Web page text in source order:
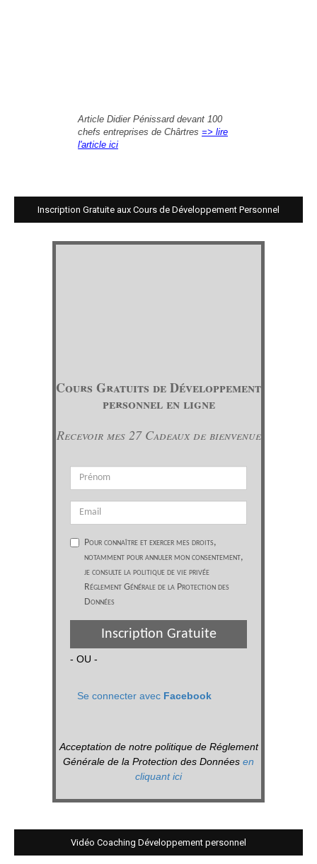
Article Didier Pénissard devant 100
chefs entreprises de Chârtres => lire
l'article ici
Inscription Gratuite aux Cours de Développement Personnel
Cours Gratuits de Développement
personnel en ligne
Recevoir mes 27 Cadeaux de bienvenue
Pour connaître et exercer mes droits,
notamment pour annuler mon consentement,
je consulte la politique de vie privée
Réglement Générale de la Protection des
Données
Inscription Gratuite
- OU -
Se connecter avec Facebook
Acceptation de notre politique de Réglement
Générale de la Protection des Données en
cliquant ici
Vidéo Coaching Développement personnel